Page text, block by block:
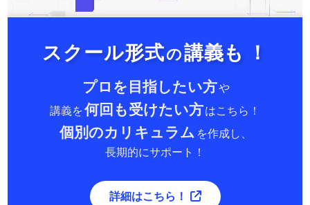
スクール形式の講義も ！
プロを目指したい方や
講義を何回も受けたい方はこちら！
個別のカリキュラム を作成し、
長期的にサポート！
詳細はこちら！